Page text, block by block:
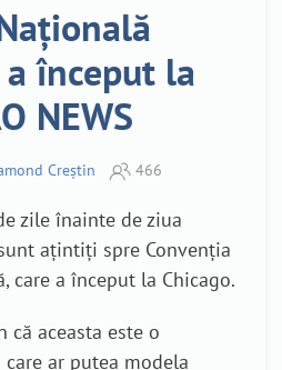
început la
NEWS
Creștin 466
zile înainte de ziua
ațintiți spre Convenția
care a început la Chicago.
aceasta este o
ar putea modela